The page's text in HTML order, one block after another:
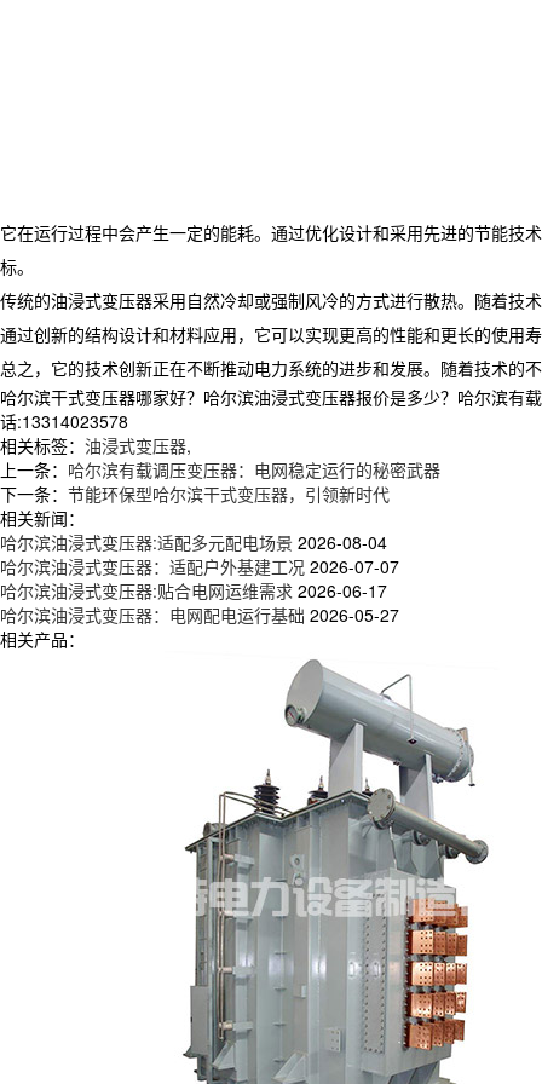
它在运行过程中会产生一定的能耗。通过优化设计和采用先进的节能
标。
传统的油浸式变压器采用自然冷却或强制风冷的方式进行散热。随着技
通过创新的结构设计和材料应用，它可以实现更高的性能和更长的使用
总之，它的技术创新正在不断推动电力系统的进步和发展。随着技术
哈尔滨干式变压器哪家好？哈尔滨油浸式变压器报价是多少？哈尔滨
话:13314023578
相关标签： 油浸式变压器,
上一条： 哈尔滨有载调压变压器：电网稳定运行的秘密武器
下一条： 节能环保型哈尔滨干式变压器，引领新时代
相关新闻：
哈尔滨油浸式变压器:适配多元配电场景 2026-08-04
哈尔滨油浸式变压器：适配户外基建工况 2026-07-07
哈尔滨油浸式变压器:贴合电网运维需求 2026-06-17
哈尔滨油浸式变压器：电网配电运行基础 2026-05-27
相关产品：